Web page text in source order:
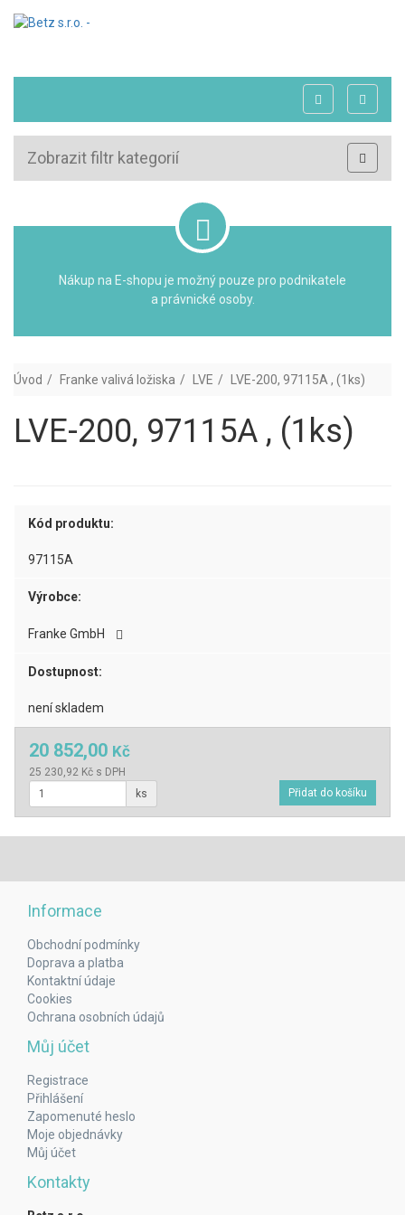
Zobrazit filtr kategorií
Nákup na E-shopu je možný pouze pro podnikatele
a právnické osoby.
Úvod Franke valivá ložiska LVE LVE-200, 97115A , (1ks)
LVE-200, 97115A , (1ks)
Kód produktu:
97115A
Výrobce:
Franke GmbH
Dostupnost:
není skladem
20 852,00 Kč
25 230,92 Kč s DPH
ks
Informace
Obchodní podmínky
Doprava a platba
Kontaktní údaje
Cookies
Ochrana osobních údajů
Můj účet
Registrace
Přihlášení
Zapomenuté heslo
Moje objednávky
Můj účet
Kontakty